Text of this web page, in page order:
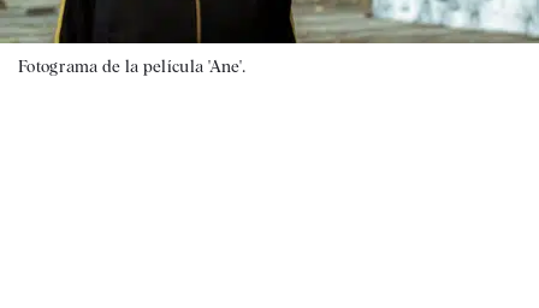
Fotograma de la película 'Ane'.